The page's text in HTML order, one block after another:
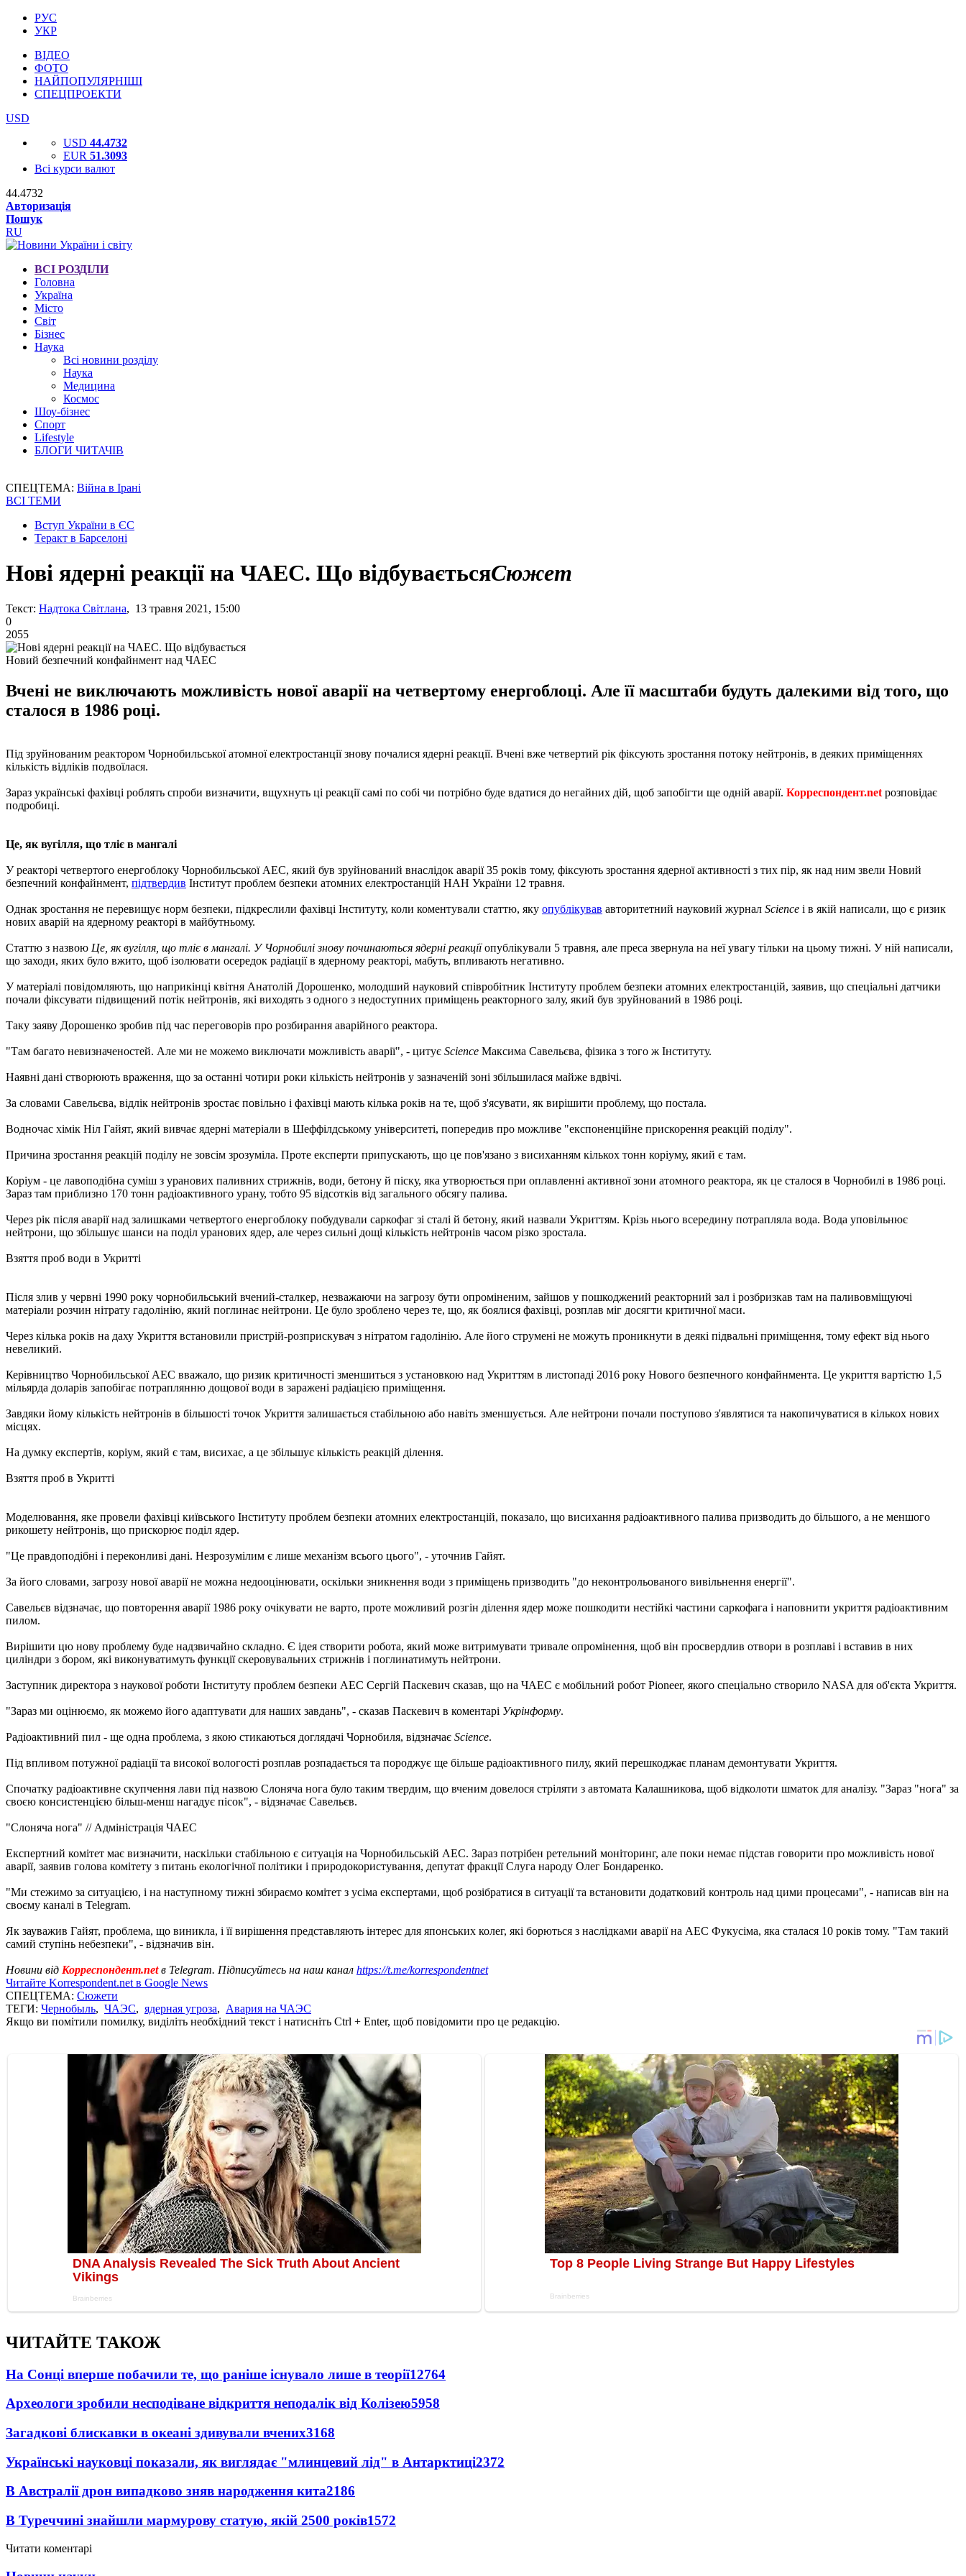
РУС
УКР
ВІДЕО
ФОТО
НАЙПОПУЛЯРНІШІ
СПЕЦПРОЕКТИ
USD
USD 44.4732
EUR 51.3093
Всі курси валют
44.4732
Авторизація
Пошук
RU
ВСІ РОЗДІЛИ
Головна
Україна
Місто
Світ
Бізнес
Наука
Всі новини розділу
Наука
Медицина
Космос
Шоу-бізнес
Спорт
Lifestyle
БЛОГИ ЧИТАЧІВ
СПЕЦТЕМА: Війна в Ірані
ВСІ ТЕМИ
Вступ України в ЄС
Теракт в Барселоні
Нові ядерні реакції на ЧАЕС. Що відбуваєтьсяСюжет
Текст: Надтока Світлана, 13 травня 2021, 15:00
0
2055
Новий безпечний конфайнмент над ЧАЕС
Вчені не виключають можливість нової аварії на четвертому енергоблоці. Але її масштаби будуть далекими від того, що
сталося в 1986 році.
Під зруйнованим реактором Чорнобильської атомної електростанції знову почалися ядерні реакції. Вчені вже четвертий рік фіксують зростання потоку нейтронів, в деяких приміщеннях
кількість відліків подвоїлася.
Зараз українські фахівці роблять спроби визначити, вщухнуть ці реакції самі по собі чи потрібно буде вдатися до негайних дій, щоб запобігти ще одній аварії. Корреспондент.net розповідає
подробиці.
Це, як вугілля, що тліє в мангалі
У реакторі четвертого енергоблоку Чорнобильської АЕС, який був зруйнований внаслідок аварії 35 років тому, фіксують зростання ядерної активності з тих пір, як над ним звели Новий
безпечний конфайнмент, підтвердив Інститут проблем безпеки атомних електростанцій НАН України 12 травня.
Однак зростання не перевищує норм безпеки, підкреслили фахівці Інституту, коли коментували статтю, яку опублікував авторитетний науковий журнал Science і в якій написали, що є ризик
нових аварій на ядерному реакторі в майбутньому.
Статтю з назвою Це, як вугілля, що тліє в мангалі. У Чорнобилі знову починаються ядерні реакціїопублікували 5 травня, але преса звернула на неї увагу тільки на цьому тижні. У ній написали,
що заходи, яких було вжито, щоб ізолювати осередок радіації в ядерному реакторі, мабуть, впливають негативно.
У матеріалі повідомляють, що наприкінці квітня Анатолій Дорошенко, молодший науковий співробітник Інституту проблем безпеки атомних електростанцій, заявив, що спеціальні датчики
почали фіксувати підвищений потік нейтронів, які виходять з одного з недоступних приміщень реакторного залу, який був зруйнований в 1986 році.
Таку заяву Дорошенко зробив під час переговорів про розбирання аварійного реактора.
"Там багато невизначеностей. Але ми не можемо виключати можливість аварії", - цитує Science Максима Савельєва, фізика з того ж Інституту.
Наявні дані створюють враження, що за останні чотири роки кількість нейтронів у зазначеній зоні збільшилася майже вдвічі.
За словами Савельєва, відлік нейтронів зростає повільно і фахівці мають кілька років на те, щоб з'ясувати, як вирішити проблему, що постала.
Водночас хімік Ніл Гайят, який вивчає ядерні матеріали в Шеффілдському університеті, попередив про можливе "експоненційне прискорення реакцій поділу".
Причина зростання реакцій поділу не зовсім зрозуміла. Проте експерти припускають, що це пов'язано з висиханням кількох тонн коріуму, який є там.
Коріум - це лавоподібна суміш з уранових паливних стрижнів, води, бетону й піску, яка утворюється при оплавленні активної зони атомного реактора, як це сталося в Чорнобилі в 1986 році.
Зараз там приблизно 170 тонн радіоактивного урану, тобто 95 відсотків від загального обсягу палива.
Через рік після аварії над залишками четвертого енергоблоку побудували саркофаг зі сталі й бетону, який назвали Укриттям. Крізь нього всередину потрапляла вода. Вода уповільнює
нейтрони, що збільшує шанси на поділ уранових ядер, але через сильні дощі кількість нейтронів часом різко зростала.
Взяття проб води в Укритті
Після злив у червні 1990 року чорнобильський вчений-сталкер, незважаючи на загрозу бути опроміненим, зайшов у пошкоджений реакторний зал і розбризкав там на паливовміщуючі
матеріали розчин нітрату гадолінію, який поглинає нейтрони. Це було зроблено через те, що, як боялися фахівці, розплав міг досягти критичної маси.
Через кілька років на даху Укриття встановили пристрій-розприскувач з нітратом гадолінію. Але його струмені не можуть проникнути в деякі підвальні приміщення, тому ефект від нього
невеликий.
Керівництво Чорнобильської АЕС вважало, що ризик критичності зменшиться з установкою над Укриттям в листопаді 2016 року Нового безпечного конфайнмента. Це укриття вартістю 1,5
мільярда доларів запобігає потраплянню дощової води в заражені радіацією приміщення.
Завдяки йому кількість нейтронів в більшості точок Укриття залишається стабільною або навіть зменшується. Але нейтрони почали поступово з'являтися та накопичуватися в кількох нових
місцях.
На думку експертів, коріум, який є там, висихає, а це збільшує кількість реакцій ділення.
Взяття проб в Укритті
Моделювання, яке провели фахівці київського Інституту проблем безпеки атомних електростанцій, показало, що висихання радіоактивного палива призводить до більшого, а не меншого
рикошету нейтронів, що прискорює поділ ядер.
"Це правдоподібні і переконливі дані. Незрозумілим є лише механізм всього цього", - уточнив Гайят.
За його словами, загрозу нової аварії не можна недооцінювати, оскільки зникнення води з приміщень призводить "до неконтрольованого вивільнення енергії".
Савельєв відзначає, що повторення аварії 1986 року очікувати не варто, проте можливий розгін ділення ядер може пошкодити нестійкі частини саркофага і наповнити укриття радіоактивним
пилом.
Вирішити цю нову проблему буде надзвичайно складно. Є ідея створити робота, який може витримувати тривале опромінення, щоб він просвердлив отвори в розплаві і вставив в них
циліндри з бором, які виконуватимуть функції скеровувальних стрижнів і поглинатимуть нейтрони.
Заступник директора з наукової роботи Інституту проблем безпеки АЕС Сергій Паскевич сказав, що на ЧАЕС є мобільний робот Pioneer, якого спеціально створило NASA для об'єкта Укриття.
"Зараз ми оцінюємо, як можемо його адаптувати для наших завдань", - сказав Паскевич в коментарі Укрінформу.
Радіоактивний пил - ще одна проблема, з якою стикаються доглядачі Чорнобиля, відзначає Science.
Під впливом потужної радіації та високої вологості розплав розпадається та породжує ще більше радіоактивного пилу, який перешкоджає планам демонтувати Укриття.
Спочатку радіоактивне скупчення лави під назвою Слоняча нога було таким твердим, що вченим довелося стріляти з автомата Калашникова, щоб відколоти шматок для аналізу. "Зараз "нога" за
своєю консистенцією більш-менш нагадує пісок", - відзначає Савельєв.
"Слоняча нога" // Адміністрація ЧАЕС
Експертний комітет має визначити, наскільки стабільною є ситуація на Чорнобильській АЕС. Зараз потрібен ретельний моніторинг, але поки немає підстав говорити про можливість нової
аварії, заявив голова комітету з питань екологічної політики і природокористування, депутат фракції Слуга народу Олег Бондаренко.
"Ми стежимо за ситуацією, і на наступному тижні збираємо комітет з усіма експертами, щоб розібратися в ситуації та встановити додатковий контроль над цими процесами", - написав він на
своєму каналі в Telegram.
Як зауважив Гайят, проблема, що виникла, і її вирішення представляють інтерес для японських колег, які борються з наслідками аварії на АЕС Фукусіма, яка сталася 10 років тому. "Там такий
самий ступінь небезпеки", - відзначив він.
Новини від Корреспондент.netв Telegram. Підписуйтесь на наш канал https://t.me/korrespondentnet
Читайте Korrespondent.net в Google News
СПЕЦТЕМА: Сюжети
ТЕГИ: Чернобыль, ЧАЭС, ядерная угроза, Авария на ЧАЭС
Якщо ви помітили помилку, виділіть необхідний текст і натисніть Ctrl + Enter, щоб повідомити про це редакцію.
ЧИТАЙТЕ ТАКОЖ
На Сонці вперше побачили те, що раніше існувало лише в теорії12764
Археологи зробили несподіване відкриття неподалік від Колізею5958
Загадкові блискавки в океані здивували вчених3168
Українські науковці показали, як виглядає "млинцевий лід" в Антарктиці2372
В Австралії дрон випадково зняв народження кита2186
В Туреччині знайшли мармурову статую, якій 2500 років1572
Читати коментарі